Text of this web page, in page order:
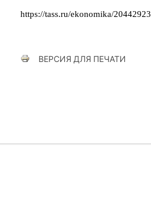
https://tass.ru/ekonomika/20442923
ВЕРСИЯ ДЛЯ ПЕЧАТИ